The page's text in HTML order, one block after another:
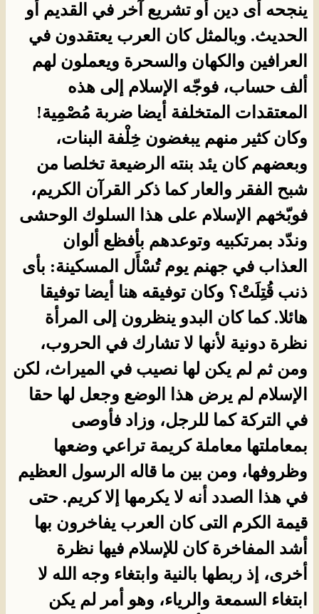
ينجحه أى دين أو تشريع آخر في القديم أو
الحديث. وبالمثل كان العرب يعتقدون في
العرافين والكهان والسحرة ويعملون لهم
ألف حساب، فوجّه الإسلام إلى هذه
المعتقدات المتخلفة أيضا ضربة مُصْمِية!
وكان كثير منهم يبغضون خِلْفة البنات،
وبعضهم كان يئد بنته الرضيعة تخلصا من
شبح الفقر والعار كما ذكر القرآن الكريم،
فوبّخهم الإسلام على هذا السلوك الوحشى
وندّد بمرتكبيه وتوعدهم بأفظع ألوان
العذاب في جهنم يوم تُسْأَل المسكينة: بأى
ذنب قُتِلَتْ؟ وكان توفيقه هنا أيضا توفيقا
هائلا. كما كان البدو ينظرون إلى المرأة
نظرة دونية لأنها لا تشارك في الحروب،
ومن ثم لم يكن لها نصيب في الميراث، لكن
الإسلام لم يرض هذا الوضع وجعل لها حقا
في التركة كما للرجل، وزاد فأوصى
بمعاملتها معاملة كريمة تراعي وضعها
وظروفها، ومن بين ما قاله الرسول العظيم
في هذا الصدد أنه لا يكرمها إلا كريم. حتى
قيمة الكرم التى كان العرب يفاخرون بها
أشد المفاخرة كان للإسلام فيها نظرة
أخرى، إذ ربطها بالنية وابتغاء وجه الله لا
ابتغاء السمعة والرياء، وهو أمر لم يكن